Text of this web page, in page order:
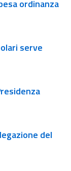
ordinanza
serve
del